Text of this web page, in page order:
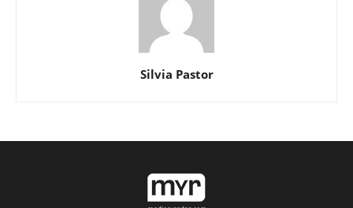
Silvia Pastor